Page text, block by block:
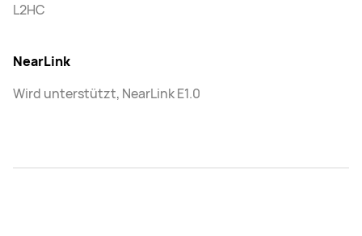
L2HC
NearLink
Wird unterstützt, NearLink E1.0